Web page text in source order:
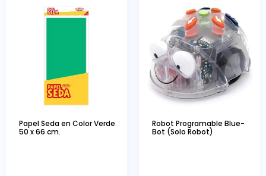
Papel Seda en Color Verde
50 x 66 cm.
Robot Programable Blue-
Bot (Solo Robot)